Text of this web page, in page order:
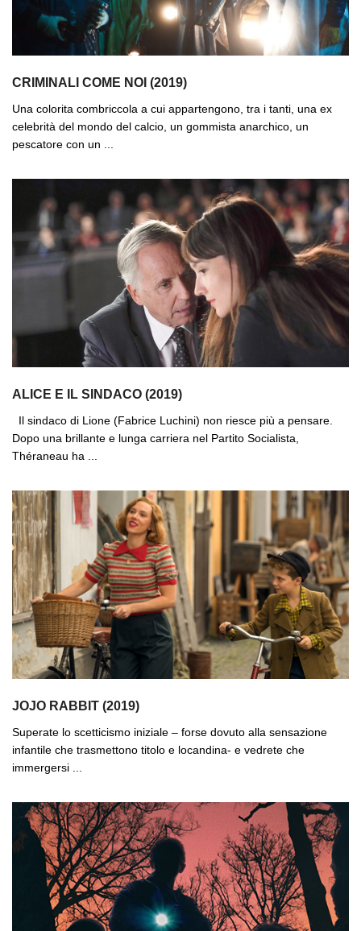
CRIMINALI COME NOI (2019)
Una colorita combriccola a cui appartengono, tra i tanti, una ex
celebrità del mondo del calcio, un gommista anarchico, un
pescatore con un ...
ALICE E IL SINDACO (2019)
Il sindaco di Lione (Fabrice Luchini) non riesce più a pensare.
Dopo una brillante e lunga carriera nel Partito Socialista,
Théraneau ha ...
JOJO RABBIT (2019)
Superate lo scetticismo iniziale – forse dovuto alla sensazione
infantile che trasmettono titolo e locandina- e vedrete che
immergersi ...